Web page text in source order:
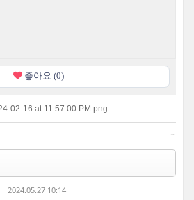
좋아요 (0)
02-16 at 11.57.00 PM.png
2024.05.27 10:14